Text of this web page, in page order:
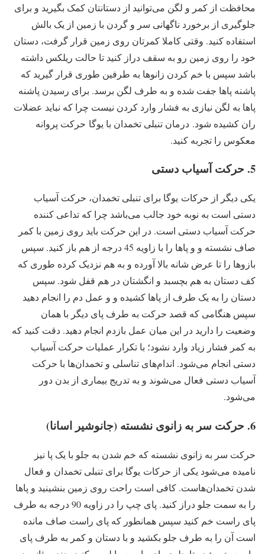
محافظت از کمر و لگن می‌توانید از دستانتان کمک بگیرید و برای
جلوگیری از برخورد ناگهانی سر و گردن با زمین از یک بالش
استفاده کنید. وقتی کاملا کمرتان روی زمین قرار گرفت، دستان
خود را روی زمین رو به سقف دراز کنید تا حالت ریلکس داشته
باشد سپس با خم کردن زانو‌ها به طرفین طوری قرار گیرید که
پاشنه پاها جفت شده و به طرف لگن برسد. برای رسیدن پاشنه
پاها به لگن نیازی به فشار وارد کردن نیست چرا که نباید عضلات
ران کشیده شود. درمان تنبلی تخمدان با یوگا حرکت پروانه
معکوس را تجربه کنید.
5. حرکت آسیاب دستی
یکی دیگر از حرکات یوگا برای تنبلی تخمدان،‌ حرکت آسیاب
دستی است به نوبه خود جالب می‌باشد چرا که تداعی کننده
حرکت آسیاب دستی است. در این حرکت باید روی زمین با کمر
صاف نشسته و و پاها را با زاویه 45 درجه از هم باز کنید. سپس
بازوها را تا عرض شانه بالا آورده و به هم نزدیک کرده طوری که
کف دستان به هم بچسبد و انگشتان در هم قفل شود. سپس
دستان را به یک طرف از پاها کشیده و و عمل دم را انجام دهید
سپس هنگامی که قصد حرکت به طرف پای دیگر با همان
وضعیت را دارید در این میان عمل بازدم انجام دهید. دقت کنید که
به کمر فشار زیاد وارد نشود؛ با تکرار عملیات حرکت آسیاب
دستی انجام می‌شود. اندام‌های تناسلی و تخمدان‌ها با حرکت
آسیاب دستی فعال می‌شوند و به تدریج بیماری از بدن دور
می‌شود.
6. حرکت سر به زانوی نشسته (جانوشیر اسانا)
حرکت سر به زانوی نشسته که خم شدن به جلو با یک پا نیز
نامیده می‌‌شود یکی از حرکات یوگا برای تنبلی تخمدان و فعال
شدن تخمدان‌هاست. کافی است راحت روی زمین بنشینید و پاها
را به سمت جلو دراز کنید. پای چپ را در زاویه 90 درجه به طرف
پای راست خم کنید سپس همانطور که پای راست صاف مانده
است آن را به طرف جلو بکشید و با دستان و کمر به طرف پای